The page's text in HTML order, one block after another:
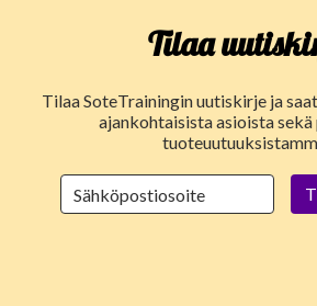
Tilaa
Tilaa SoteTrainingin uutiskirje ja
ajankohtaisista asioista sekä